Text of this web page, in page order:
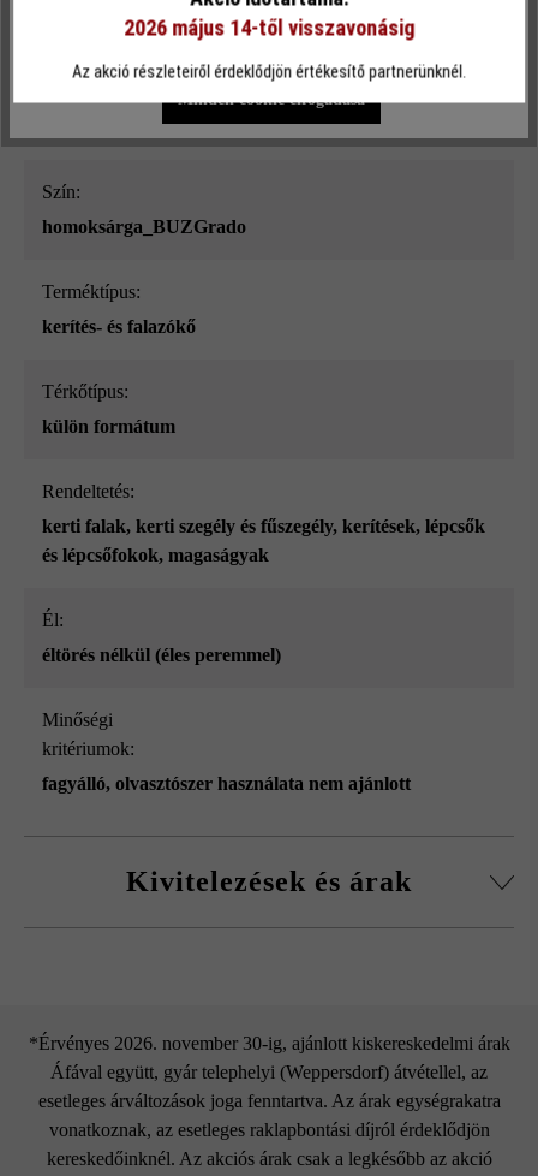
Termékleírás
Szín:
homoksárga_BUZGrado
Terméktípus:
kerítés- és falazókő
Térkőtípus:
külön formátum
Rendeltetés:
kerti falak, kerti szegély és fűszegély, kerítések, lépcsők
és lépcsőfokok, magaságyak
él:
éltörés nélkül (éles peremmel)
Minőségi
kritériumok:
fagyálló, olvasztószer használata nem ajánlott
Kivitelezések és árak
*Érvényes 2026. november 30-ig, ajánlott kiskereskedelmi árak
Áfával együtt, gyár telephelyi (Weppersdorf) átvétellel, az
esetleges árváltozások joga fenntartva. Az árak egységrakatra
vonatkoznak, az esetleges raklapbontási díjról érdeklődjön
kereskedőinknél. Az akciós árak csak a legkésőbb az akció
Egyéni beállítások Csak funkcionális cookie elfogadása
Minden cookie elfogadása
2026 május 14-től visszavonásig
Az akció részleteiről érdeklődjön értékesítő partnerünknél.